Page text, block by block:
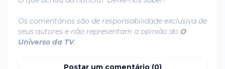
Os comentários são de responsabilidade exclusiva de
seus autores e não representam a opinião do O
Universo da TV.
Postar um comentário (0)